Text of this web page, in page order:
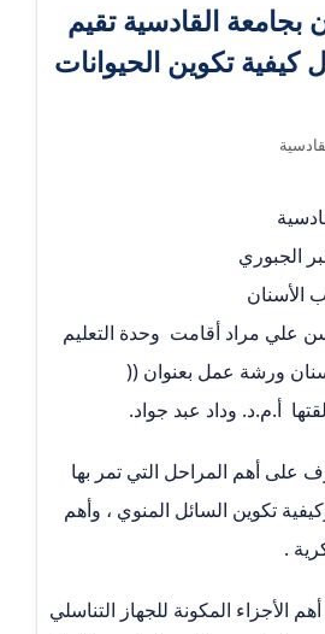
القادسية تقيم
تكوين الحيوانات
الجبوري
الأسنان
علي مراد أقامت وحدة التعليم
ورشة عمل بعنوان ((
على أهم المراحل التي تمر بها
تكوين السائل المنوي ، وأهم
.
الأجزاء المكونة للجهاز التناسلي